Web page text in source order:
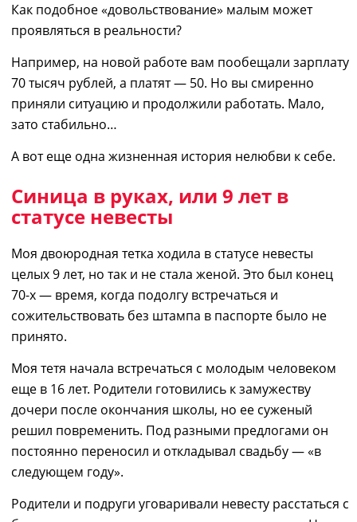
Как подобное«довольствование» малым может
проявляться в реальности?
Например, на новой работе вам пообещали зарплату
70 тысяч рублей, а платят— 50. Но вы смиренно
приняли ситуацию и продолжили работать. Мало,
зато стабильно…
А вот еще одна жизненная история нелюбви к себе.
Синица в руках, или 9 лет в
статусе невесты
Моя двоюродная тетка ходила в статусе невесты
целых 9 лет, но так и не стала женой. Это был конец
70-х— время, когда подолгу встречаться и
сожительствовать без штампа в паспорте было не
принято.
Моя тетя начала встречаться с молодым человеком
еще в 16 лет. Родители готовились кзамужеству
дочери после окончания школы, но ее суженый
решил повременить. Под разными предлогами он
постоянно переносил и откладывал свадьбу — «в
следующем году».
Родители и подруги уговаривали невесту расстаться с